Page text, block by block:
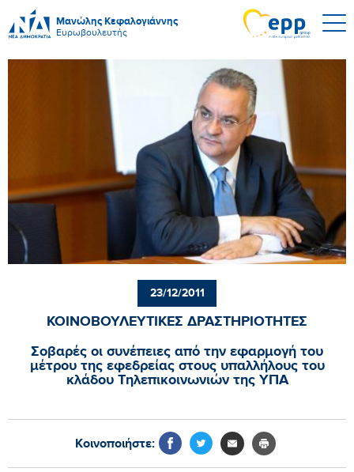
Μανώλης Κεφαλογιάννης
Ευρωβουλευτής
23/12/2011
ΚΟΙΝΟΒΟΥΛΕΥΤΙΚΕΣ ΔΡΑΣΤΗΡΙΟΤΗΤΕΣ
Σοβαρές οι συνέπειες από την εφαρμογή του
μέτρου της εφεδρείας στους υπαλλήλους του
κλάδου Τηλεπικοινωνιών της ΥΠΑ
Κοινοποιήστε: